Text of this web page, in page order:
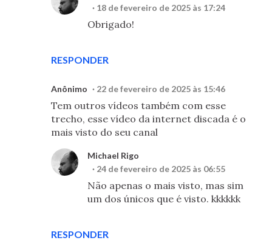
RESPONDER
18 de fevereiro de 2025 às 17:24
Obrigado!
Anônimo 22 de fevereiro de 2025 às 15:46
Tem outros vídeos também com esse
trecho, esse vídeo da internet discada é o
mais visto do seu canal
RESPONDER
Michael Rigo
24 de fevereiro de 2025 às 06:55
Não apenas o mais visto, mas sim
um dos únicos que é visto. kkkkkk